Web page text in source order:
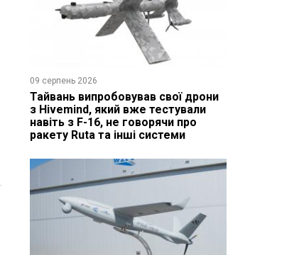
09 серпень 2026
Тайвань випробовував свої дрони
з Hivemind, який вже тестували
навіть з F-16, не говорячи про
ракету Ruta та інші системи